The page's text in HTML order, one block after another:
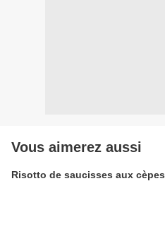
Vous aimerez aussi
Risotto de saucisses aux cèpes